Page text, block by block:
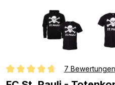
Durchschnittliche Bewertung
7 Bewertungen